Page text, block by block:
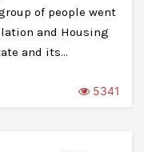
of people went
and Housing
and its…
5341